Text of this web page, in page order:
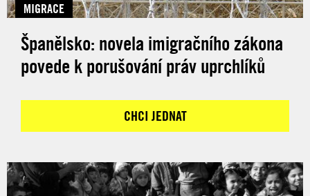
MIGRACE
Španělsko: novela imigračního zákona
povede k porušování práv uprchlíků
CHCI JEDNAT